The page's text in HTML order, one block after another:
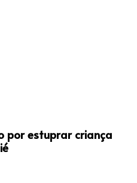
por estuprar criança